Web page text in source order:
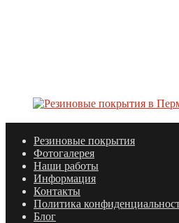
Резиновые покрытия
Фотогалерея
Наши работы
Информация
Контакты
Политика
Блог